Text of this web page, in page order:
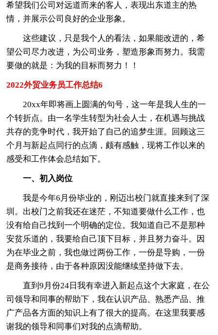
希望我们公司对远道而来的客人，表现出东道主的热
情，并展示公司良好的企业形象。
这些建议，只是我个人的看法，如果能改进的，希
望公司尽力改进，为公司业务，塑造形象而努力。我需
要做的就是：为我的目标而努力！！
2022外贸业务员工作总结6
20xx年即将画上圆满的句号，这一年是我人生的一
个转折点。由一名学生转型为社会人士，在机遇与挑战
共存的竞争时代，我开始了自己的追梦生涯。回顾这三
个月与新起点同行的点滴，颇有感触，现将工作以来的
感受和工作体会总结如下。
一、初入岗位
我是今年6月份毕业的，刚迈出校门就直接来到了深
圳。出校门之前我还在迷茫，不知道要做什么工作，也
没有给自己找到一个明确的定位。我知道自己不是那种
安贫乐道的，我要给自己顶下目标，并且努力奋斗。因
为在毕业之前，我也做过两份工作，一份是导购，一份
是商务接待，由于各种原因没能继续坚持做下去。
直到9月份24日我有幸进入新起点这个大家庭，在公
司领导和同事的帮助下，我在认识产品、熟悉产品、推
广产品各方面的知识上有了很大的提高。在这里我要感
谢我的领导和同事们对我的点滴帮助。